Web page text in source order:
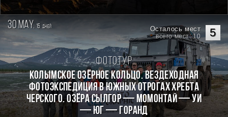
30 may. 15 дней 5
Осталось мест
всего мест: 10
Фототур
КОЛЫМСКОЕ ОЗЁРНОЕ КОЛЬЦО. Вездеходная
фотоэкспедиция в южных отрогах хребта
Черского. Озёра Сылгор — Момонтай — Уи
— Юг — Горанд